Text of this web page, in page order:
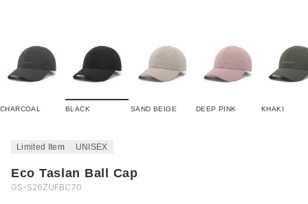
CHARCOAL BLACK SAND BEIGE DEEP PINK KHAKI
Limited Item UNISEX
Eco Taslan Ball Cap
GS-S26ZUFBC70